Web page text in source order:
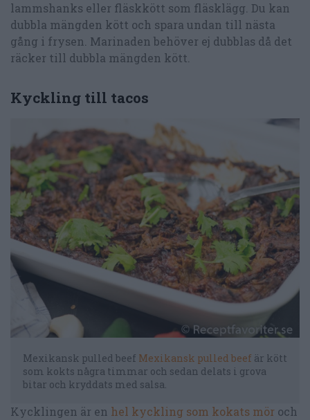
lammshanks eller fläskkött som fläsklägg. Du kan
dubbla mängden kött och spara undan till nästa
gång i frysen. Marinaden behöver ej dubblas då det
räcker till dubbla mängden kött.
Kyckling till tacos
Mexikansk pulled beef Mexikansk pulled beef är kött
som kokts några timmar och sedan delats i grova
bitar och kryddats med salsa.
Kycklingen är en hel kyckling som kokats mör och